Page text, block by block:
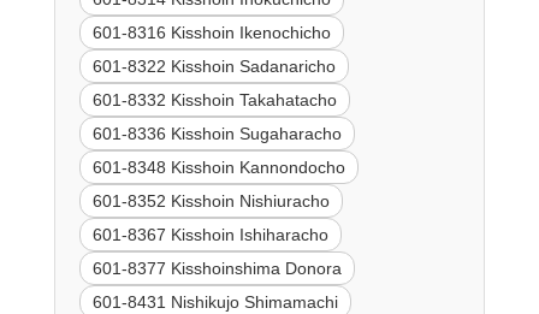
601-8316 Kisshoin Ikenochicho
601-8322 Kisshoin Sadanaricho
601-8332 Kisshoin Takahatacho
601-8336 Kisshoin Sugaharacho
601-8348 Kisshoin Kannondocho
601-8352 Kisshoin Nishiuracho
601-8367 Kisshoin Ishiharacho
601-8377 Kisshoinshima Donora
601-8431 Nishikujo Shimamachi